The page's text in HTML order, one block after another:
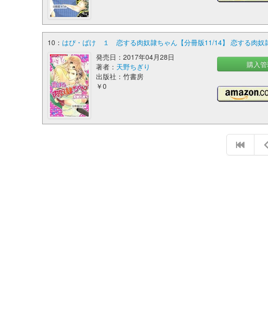
10： はぴ・ばけ １ 恋する肉奴隷ちゃん【分冊版11/14】 恋する肉奴
発売日：2017年04月28日
著者： 天野ちぎり
出版社：竹書房
￥0
購入